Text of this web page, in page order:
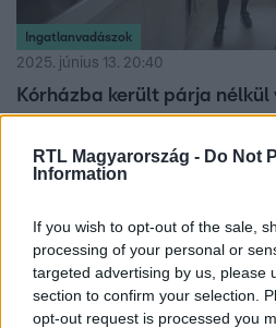
RTL Magyarország - Do Not
Information
If you wish to opt-out of the sale,
processing of your personal or
targeted advertising by us, please
section to confirm your selection.
opt-out request is processed you
Ingatlanvadászok
2025. június 13. 20:40
Kórházba került párja
ingatlanos
Miután Judit párja, Gábor
egyedül vetette bele magát a